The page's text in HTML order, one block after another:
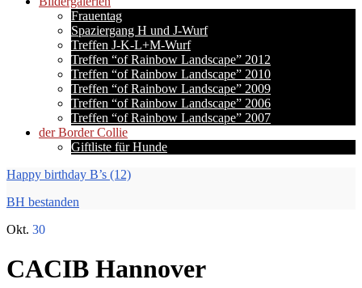
Frauentag
Spaziergang H und J-Wurf
Treffen J-K-L+M-Wurf
Treffen “of Rainbow Landscape” 2012
Treffen “of Rainbow Landscape” 2010
Treffen “of Rainbow Landscape” 2009
Treffen “of Rainbow Landscape” 2006
Treffen “of Rainbow Landscape” 2007
der Border Collie
Giftliste für Hunde
Happy birthday B’s (12)
BH bestanden
Okt. 30
CACIB Hannover